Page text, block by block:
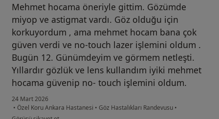
Mehmet hocama öneriyle gittim. Gözümde
miyop ve astigmat vardı. Göz olduğu için
korkuyordum , ama mehmet hocam bana çok
güven verdi ve no-touch lazer işlemini oldum .
Bugün 12. Günümdeyim ve görmem netleşti.
Yıllardır gözlük ve lens kullandım iyiki mehmet
hocama güvenip no- touch işlemini oldum.
24 Mart 2026
• Özel Koru Ankara Hastanesi • Göz Hastalıkları Randevusu •
kullanıcının görüşüne göre öz...